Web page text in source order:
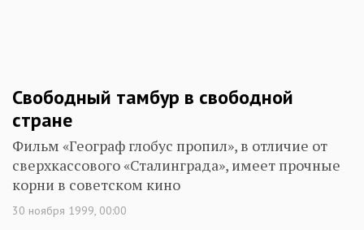
Свободный тамбур в свободной
стране
Фильм «Географ глобус пропил», в отличие от
сверхкассового «Сталинграда», имеет прочные
корни в советском кино
30 ноября 1999, 00:00